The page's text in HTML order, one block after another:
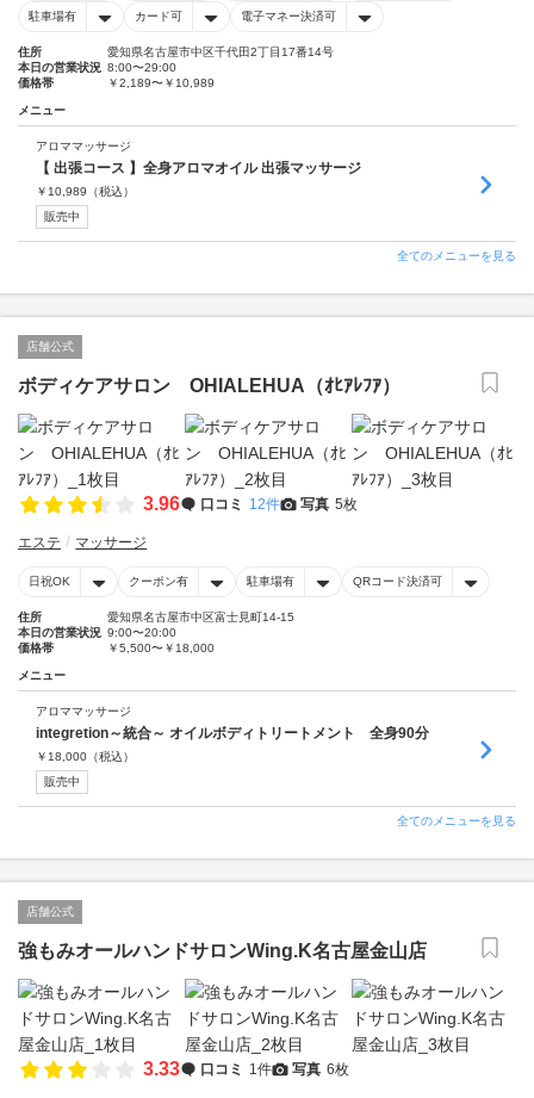
駐車場有 カード可 電子マネー決済可
住所
愛知県名古屋市中区千代田2丁目17番14号
本日の営業状況 8:00〜29:00
価格帯
￥2,189〜￥10,989
メニュー
アロママッサージ
【 出張コース 】全身アロマオイル 出張マッサージ
￥ 10,989 （税込）
販売中
全てのメニューを見る
店舗公式
ボディケアサロン OHIALEHUA（ｵﾋｱﾚﾌｱ）
3.96 口コミ 12件 写真 5枚
エステ マッサージ
日祝OK クーポン有 駐車場有 QRコード決済可
住所
愛知県名古屋市中区富士見町14-15
本日の営業状況 9:00〜20:00
価格帯
￥5,500〜￥18,000
メニュー
アロママッサージ
integretion～統合～ オイルボディトリートメント 全身90分
￥ 18,000 （税込）
販売中
全てのメニューを見る
店舗公式
強もみオールハンドサロンWing.K名古屋金山店
3.33 口コミ 1件 写真 6枚